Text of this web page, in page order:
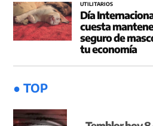
UTILITARIOS
Día
cuesta
seguro de
tu economía
● TOP